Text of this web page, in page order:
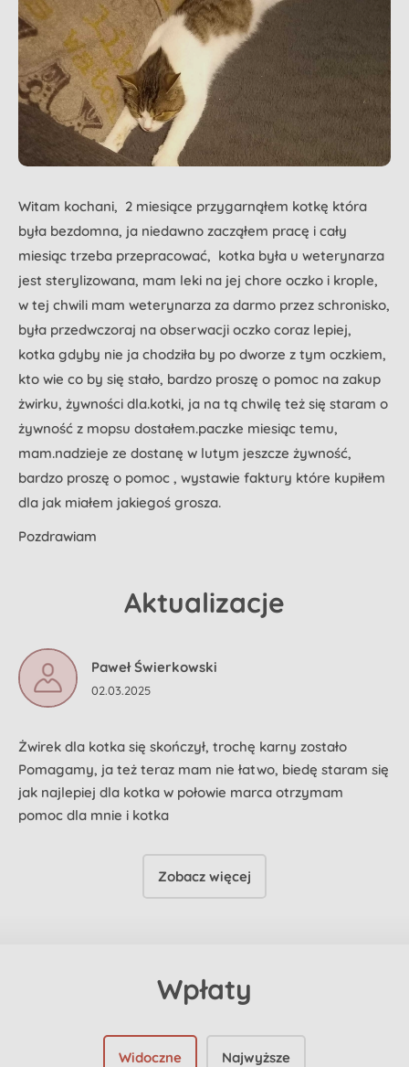
Witam kochani, 2 miesiące przygarnąłem kotkę która
była bezdomna, ja niedawno zacząłem pracę i cały
miesiąc trzeba przepracować, kotka była u weterynarza
jest sterylizowana, mam leki na jej chore oczko i krople,
w tej chwili mam weterynarza za darmo przez schronisko,
była przedwczoraj na obserwacji oczko coraz lepiej,
kotka gdyby nie ja chodziła by po dworze z tym oczkiem,
kto wie co by się stało, bardzo proszę o pomoc na zakup
żwirku, żywności dla.kotki, ja na tą chwilę też się staram o
żywność z mopsu dostałem.paczke miesiąc temu,
mam.nadzieje ze dostanę w lutym jeszcze żywność,
bardzo proszę o pomoc , wystawie faktury które kupiłem
dla jak miałem jakiegoś grosza.
Pozdrawiam
Aktualizacje
Paweł Świerkowski
02.03.2025
Żwirek dla kotka się skończył, trochę karny zostało
Pomagamy, ja też teraz mam nie łatwo, biedę staram się
jak najlepiej dla kotka w połowie marca otrzymam
pomoc dla mnie i kotka
Zobacz więcej
Wpłaty
Widoczne Najwyższe